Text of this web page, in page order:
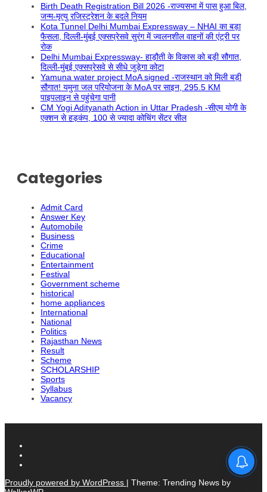
Birth Death Registration Bill 2026 -राज्यसभा में पास हुआ बिल,
जन्म-मृत्यु रजिस्ट्रेशन के बदले नियम
Kota Tunnel Delhi Mumbai Expressway – NHAI का बड़ा
फैसला, दिल्ली-मुंबई एक्सप्रेसवे सुरंग में ज्वलनशील वाहनों की एंट्री पर
रोक
Delhi Mumbai Expressway- हाड़ौती के विकास को बड़ी सौगात,
दिल्ली-मुंबई एक्सप्रेसवे से सीधे जुड़ेगा कोटा
Yamuna water project MoA signed -राजस्थान को मिली बड़ी
सौगात! यमुना जल परियोजना के MoA पर साइन, 295.5 KM
पाइपलाइन से पहुंचेगा पानी
CM Yogi Adityanath Action in Uttar Pradesh -सीएम योगी के
एक्शन से हड़कंप, 100 से ज्यादा कोचिंग सेंटर सील
Categories
Admit Card
Answer Key
Automobile
Business
Crime
Educational
Entertainment
Festival
Government scheme
historical
home appliances
International
National
Politics
Rajasthan News
Result
Scheme
SCHOLARSHIP
Sports
Syllabus
Vacancy
Proudly powered by WordPress | Theme: Trending News by